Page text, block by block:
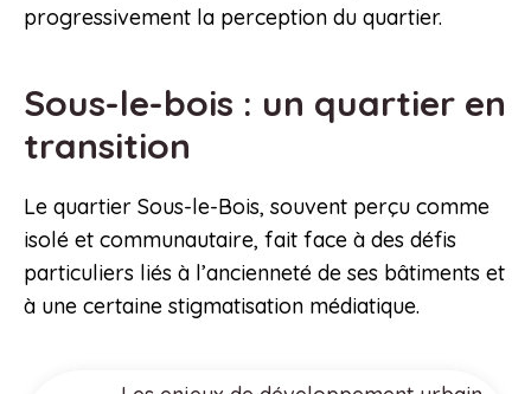
progressivement la perception du quartier.
Sous-le-bois : un quartier en
transition
Le quartier Sous-le-Bois, souvent perçu comme
isolé et communautaire, fait face à des défis
particuliers liés à l’ancienneté de ses bâtiments et
à une certaine stigmatisation médiatique.